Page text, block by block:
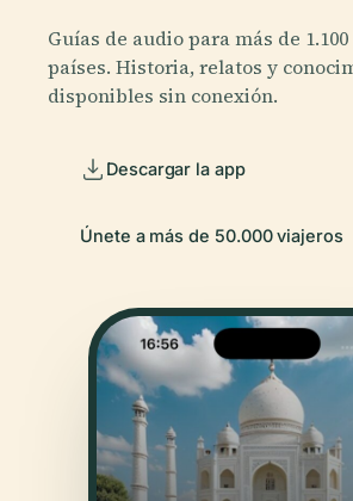
Guías de audio para más de
países. Historia, relatos y
disponibles sin conexión.
Descargar la app
Únete a más de 50.000 viajeros